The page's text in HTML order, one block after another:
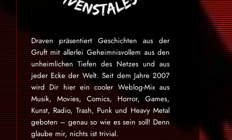
Draven präsentiert Geschichten aus der
Gruft mit allerlei Geheimnisvollem aus den
unheimlichen Tiefen des Netzes und aus
jeder Ecke der Welt. Seit dem Jahre 2007
wird Dir hier ein cooler Weblog-Mix aus
Musik, Movies, Comics, Horror, Games,
Kunst, Radio, Trash, Punk und Heavy Metal
geboten – genau so wie es sein soll! Denn
glaube mir, nichts ist trivial.